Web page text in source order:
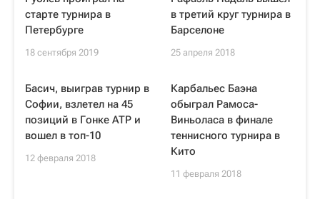
старте турнира в
Петербурге
18 сентября 2019
в третий круг турнира в
Барселоне
25 апреля 2018
Басич, выиграв турнир в
Софии, взлетел на 45
позиций в Гонке ATP и
вошел в топ-10
12 февраля 2018
Карбальес Баэна
обыграл Рамоса-
Виньоласа в финале
теннисного турнира в
Кито
11 февраля 2018